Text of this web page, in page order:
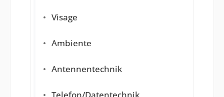
Visage
Ambiente
Antennentechnik